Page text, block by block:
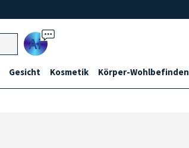
Ai
Gesicht Kosmetik Körper-Wohlbefinden